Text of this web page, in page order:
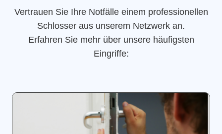
Vertrauen Sie Ihre Notfälle einem professionellen
Schlosser aus unserem Netzwerk an.
Erfahren Sie mehr über unsere häufigsten
Eingriffe: